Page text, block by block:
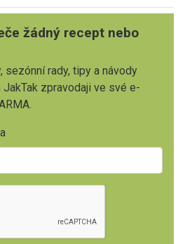
žádný recept nebo
sezónní rady, tipy a návody
zpravodaji ve své e-